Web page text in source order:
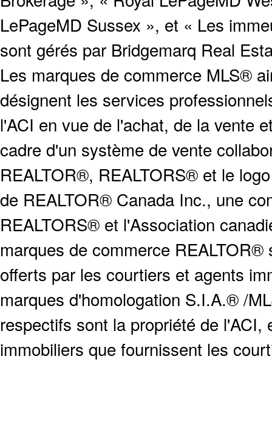
LePageMD Sussex », et « Les
sont gérés par Bridgemarq Real
Les marques de commerce MLS®
désignent les services
l'ACI en vue de l'achat, de la vente
cadre d'un système de vente
REALTOR®, REALTORS® et le
de REALTOR® Canada Inc., une
REALTORS® et l'Association
marques de commerce
offerts par les courtiers et agents
marques d'homologation S.I.A.® /
respectifs sont la propriété de
immobiliers que fournissent les